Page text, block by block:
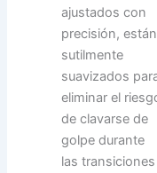
ajustados con
precisión, están
sutilmente
suavizados
eliminar el
de clavarse de
golpe durante
las transiciones